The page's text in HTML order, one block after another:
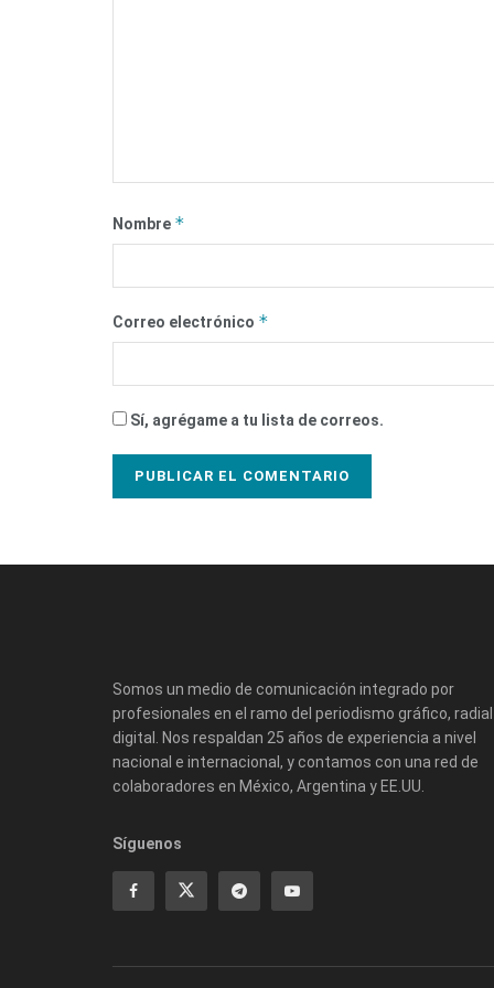
Nombre *
Correo electrónico *
Sí, agrégame a tu lista de correos.
Somos un medio de comunicación integrado por
profesionales en el ramo del periodismo gráfico,
digital. Nos respaldan 25 años de experiencia a nivel
nacional e internacional, y contamos con una red de
colaboradores en México, Argentina y EE.UU.
Síguenos